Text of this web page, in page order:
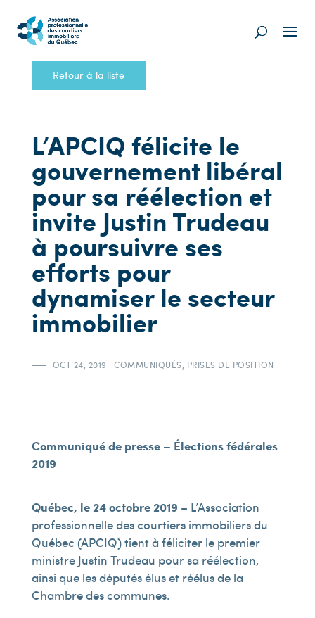
Retour à la liste
L’APCIQ félicite le
gouvernement libéral
pour sa réélection et
invite Justin Trudeau
à poursuivre ses
efforts pour
dynamiser le secteur
immobilier
OCT 24, 2019 |COMMUNIQUÉS PRISES DE POSITION
Communiqué de presse – Élections fédérales
2019
Québec, le 24 octobre 2019 – L’Association
professionnelle des courtiers immobiliers du
Québec (APCIQ) tient à féliciter le premier
ministre Justin Trudeau pour sa réélection,
ainsi que les députés élus et réélus de la
Chambre des communes.